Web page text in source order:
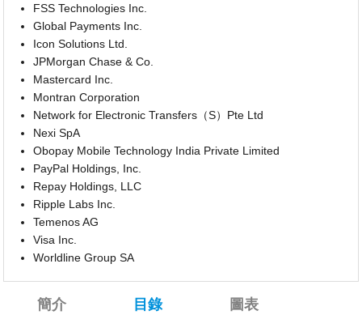
FSS Technologies Inc.
Global Payments Inc.
Icon Solutions Ltd.
JPMorgan Chase & Co.
Mastercard Inc.
Montran Corporation
Network for Electronic Transfers（S）Pte Ltd
Nexi SpA
Obopay Mobile Technology India Private Limited
PayPal Holdings, Inc.
Repay Holdings, LLC
Ripple Labs Inc.
Temenos AG
Visa Inc.
Worldline Group SA
簡介 目錄 圖表